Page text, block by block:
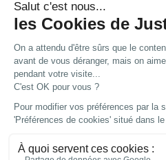
En stock